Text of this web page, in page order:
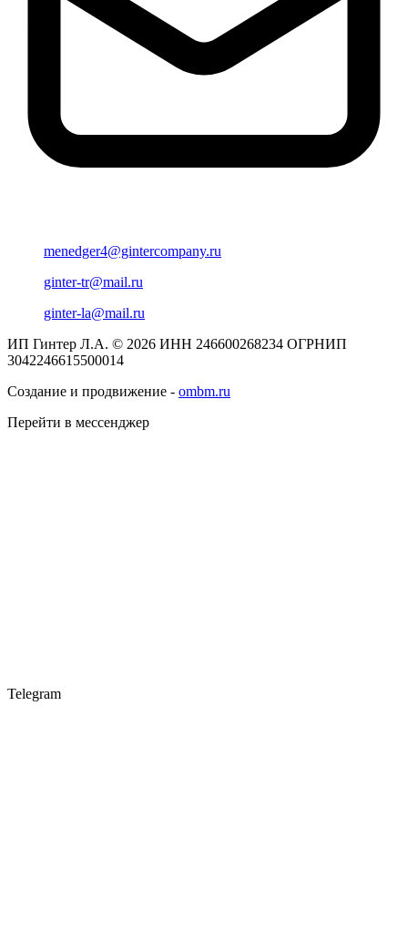
menedger4@gintercompany.ru
ginter-tr@mail.ru
ginter-la@mail.ru
ИП Гинтер Л.А. © 2026 ИНН 246600268234 ОГРНИП
3042246615500014
Создание и продвижение - ombm.ru
Перейти в мессенджер
Telegram